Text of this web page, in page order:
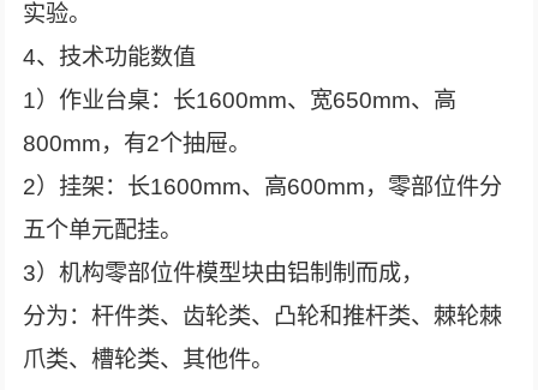
实验。
4、技术功能数值
1）作业台桌：长1600mm、宽650mm、高
800mm，有2个抽屉。
2）挂架：长1600mm、高600mm，零部位件分
五个单元配挂。
3）机构零部位件模型块由铝制制而成，
分为：杆件类、齿轮类、凸轮和推杆类、棘轮棘
爪类、槽轮类、其他件。